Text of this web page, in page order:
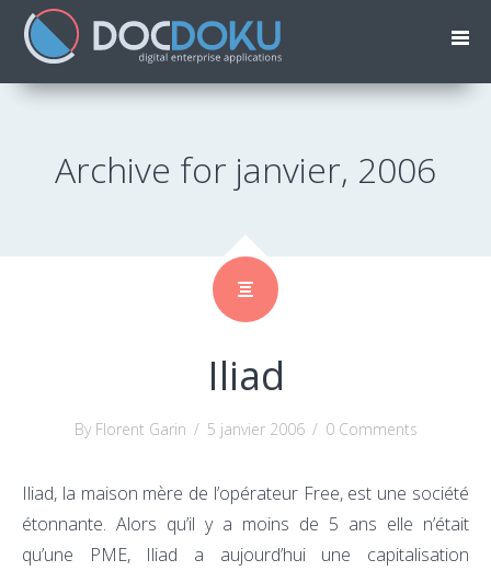
Archive for janvier, 2006
Iliad
By Florent Garin / 5 janvier 2006 / 0 Comments
Iliad, la maison mère de l’opérateur Free, est une société
étonnante. Alors qu’il y a moins de 5 ans elle n’était
qu’une PME, Iliad a aujourd’hui une capitalisation